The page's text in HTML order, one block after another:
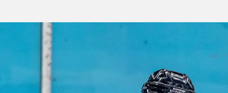
Vacatures in Tilburg
Vacatures in Eindhoven
Vacatures in Den Haag
Reachtruck
EHBO onderweg
Basisveiligheid VCA
ADR basis + tank
Team
Werken bij Logistic Force
Contact